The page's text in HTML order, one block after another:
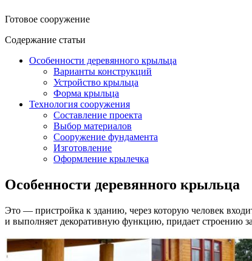
Готовое сооружение
Содержание статьи
Особенности деревянного крыльца
Варианты конструкций
Устройство крыльца
Форма крыльца
Технология сооружения
Составление проекта
Выбор материалов
Сооружение фундамента
Изготовление
Оформление крылечка
Особенности деревянного крыльца
Это — пристройка к зданию, через которую человек
и выполняет декоративную функцию, придает строению